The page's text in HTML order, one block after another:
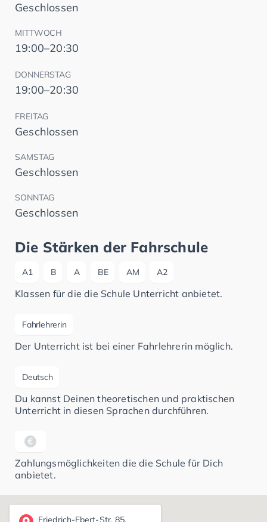
Geschlossen
MITTWOCH
19:00–20:30
DONNERSTAG
19:00–20:30
FREITAG
Geschlossen
SAMSTAG
Geschlossen
SONNTAG
Geschlossen
Die Stärken der Fahrschule
A1 B A BE AM A2
Klassen für die die Schule Unterricht anbietet.
Fahrlehrerin
Der Unterricht ist bei einer Fahrlehrerin möglich.
Deutsch
Du kannst Deinen theoretischen und praktischen
Unterricht in diesen Sprachen durchführen.
Zahlungsmöglichkeiten die die Schule für Dich
anbietet.
Friedrich-Ebert-Str. 85,